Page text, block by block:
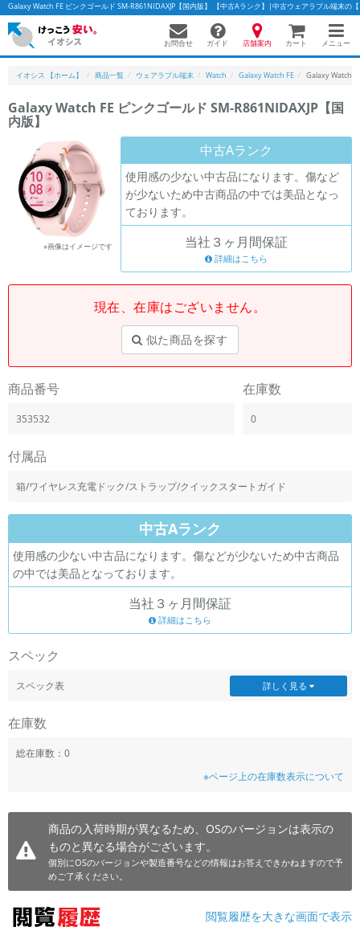
Galaxy Watch FE ピンクゴールド SM-R861NIDAXJP【国内版】 【中古Aランク】|中古ウェアラブル端末の
お問合せ ガイド 店舗案内 カート メニュー
イオシス 【ホーム】 商品一覧 ウェアラブル端末 Watch Galaxy Watch FE Galaxy Watch
Galaxy Watch FE ピンクゴールド SM-R861NIDAXJP【国
内版】
※画像はイメージです
中古Aランク
使用感の少ない中古品になります。傷など
が少ないため中古商品の中では美品となっ
ております。
当社３ヶ月間保証
詳細はこちら
現在、在庫はございません。
似た商品を探す
商品番号
353532
在庫数
0
付属品
箱/ワイヤレス充電ドック/ストラップ/クイックスタートガイド
中古Aランク
使用感の少ない中古品になります。傷などが少ないため中古商品
の中では美品となっております。
当社３ヶ月間保証
詳細はこちら
スペック
スペック表 詳しく見る
在庫数
総在庫数：0
※ページ上の在庫数表示について
商品の入荷時期が異なるため、OSのバージョンは表示の
ものと異なる場合がございます。
個別にOSのバージョンや製造番号などの情報はお答えできかねますので予
めご了承ください。
閲覧履歴を大きな画面で表示
フリーワード
除外ワード
人気の検索ワード：Let's note
「スマートフォン」「タブレット」など
メーカー
「Apple」「SONY」「SHARP」など
機能・特徴
ランク
商品状態の絞り込み
「新品」「未使用」「中古」など
CPUの絞り込み
OS
OSの絞り込み
モニタサイズ
価格